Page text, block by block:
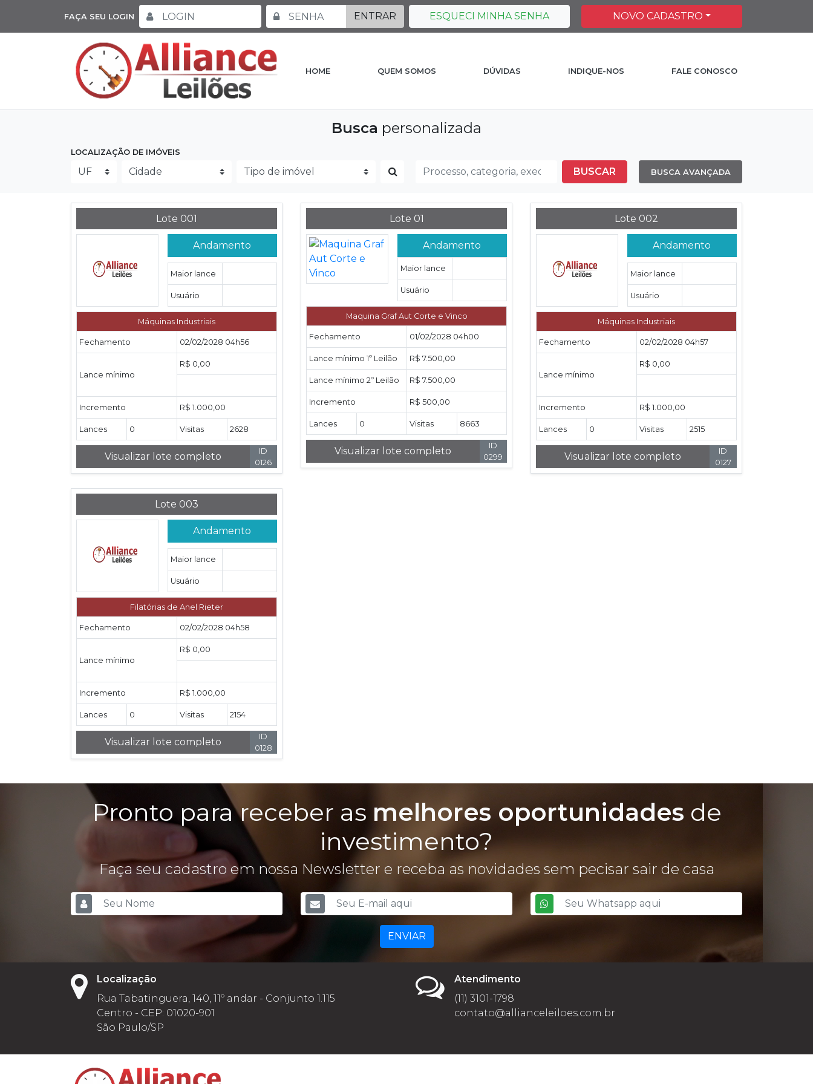
FAÇA SEU LOGIN ENTRAR ESQUECI MINHA SENHA NOVO CADASTRO
HOME QUEM SOMOS DÚVIDAS INDIQUE-NOS FALE CONOSCO
Busca personalizada
LOCALIZAÇÃO DE IMÓVEIS
BUSCAR BUSCA AVANÇADA
Lote 001
Andamento
Maior lance
Usuário
Máquinas Industriais
Fechamento 02/02/2028 04h56
Lance mínimo
R$ 0,00
Incremento R$ 1.000,00
Lances 0 Visitas 2628
Visualizar lote completo
ID
0126
Lote 01
Andamento
Maior lance
Usuário
Maquina Graf Aut Corte e Vinco
Fechamento 01/02/2028 04h00
Lance mínimo 1º Leilão R$ 7.500,00
Lance mínimo 2º Leilão R$ 7.500,00
Incremento R$ 500,00
Lances 0 Visitas 8663
Visualizar lote completo
ID
0299
Lote 002
Andamento
Maior lance
Usuário
Máquinas Industriais
Fechamento 02/02/2028 04h57
Lance mínimo
R$ 0,00
Incremento R$ 1.000,00
Lances 0 Visitas 2515
Visualizar lote completo
ID
0127
Lote 003
Andamento
Maior lance
Usuário
Filatórias de Anel Rieter
Fechamento 02/02/2028 04h58
Lance mínimo
R$ 0,00
Incremento R$ 1.000,00
Lances 0 Visitas 2154
Visualizar lote completo
ID
0128
Pronto para receber as melhores oportunidades de
investimento?
Faça seu cadastro em nossa Newsletter e receba as novidades sem pecisar sair de casa
ENVIAR
Localização
Rua Tabatinguera, 140, 11º andar - Conjunto 1.115
Centro - CEP: 01020-901
São Paulo/SP
Atendimento
(11) 3101-1798
contato@allianceleiloes.com.br